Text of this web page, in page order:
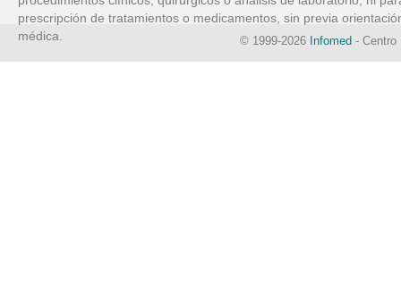
prescripción de tratamientos o medicamentos, sin previa
médica.
© 1999-2026 Infomed - Centro